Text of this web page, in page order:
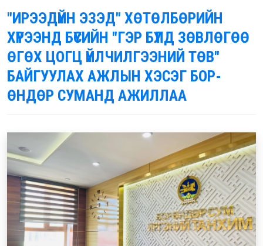
"ИРЭЭДҮЙН ЭЗЭД" ХӨТӨЛБӨРИЙН
ХҮРЭЭНД БҮСИЙН "ГЭР БҮЛД ЗӨВЛӨГӨӨ
ӨГӨХ ЦОГЦ ҮЙЛЧИЛГЭЭНИЙ ТӨВ"
БАЙГУУЛАХ АЖЛЫН ХЭСЭГ БОР-
ӨНДӨР СУМАНД АЖИЛЛАА